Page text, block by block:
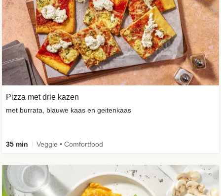
Pizza met drie kazen
met burrata, blauwe kaas en geitenkaas
35 min Veggie • Comfortfood